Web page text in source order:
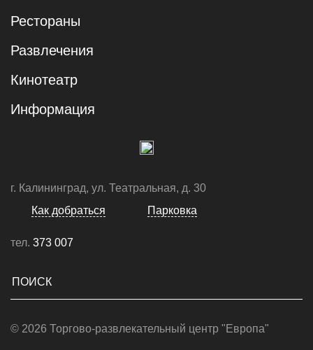
Рестораны
Развлечения
Кинотеатр
Информация
г. Калининград, ул. Театральная, д. 30
Как добраться
Парковка
тел. 373 007
© 2026 Торгово-развлекательный центр "Европа"